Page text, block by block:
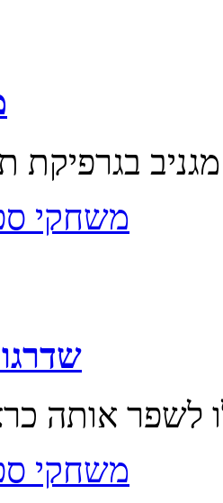
משחקי
משחקי